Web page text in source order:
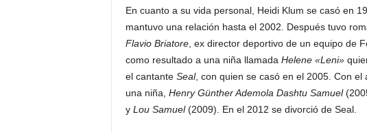
En cuanto a su vida personal, Heidi Klum se casó en
mantuvo una relación hasta el 2002. Después tuvo
Flavio Briatore, ex director deportivo de un equipo de
como resultado a una niña llamada Helene «Leni»
el cantante Seal, con quien se casó en el 2005. Con
una niña, Henry Günther Ademola Dashtu Samuel
y Lou Samuel(2009). En el 2012 se divorció de Seal.